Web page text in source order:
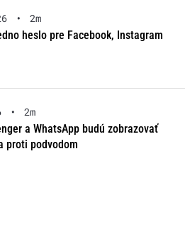
•
2m
heslo pre Facebook, Instagram
•
2m
a WhatsApp budú zobrazovať
proti podvodom